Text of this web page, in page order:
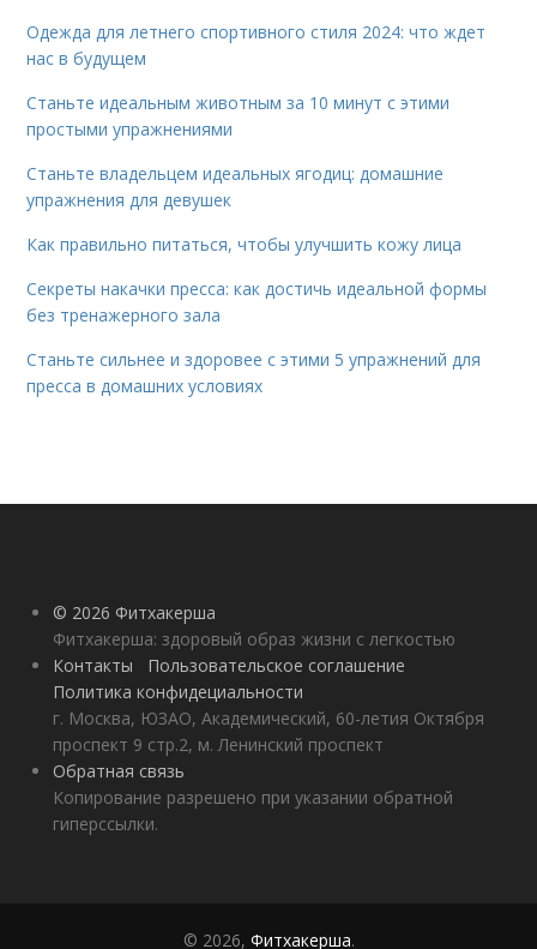
Одежда для летнего спортивного стиля 2024: что ждет
нас в будущем
Станьте идеальным животным за 10 минут с этими
простыми упражнениями
Станьте владельцем идеальных ягодиц: домашние
упражнения для девушек
Как правильно питаться, чтобы улучшить кожу лица
Секреты накачки пресса: как достичь идеальной формы
без тренажерного зала
Станьте сильнее и здоровее с этими 5 упражнений для
пресса в домашних условиях
© 2026 Фитхакерша
Фитхакерша: здоровый образ жизни с легкостью
Контакты
Пользовательское соглашение
Политика конфидециальности
г. Москва, ЮЗАО, Академический, 60-летия Октября
проспект 9 стр.2, м. Ленинский проспект
Обратная связь
Копирование разрешено при указании обратной
гиперссылки.
© 2026, Фитхакерша.